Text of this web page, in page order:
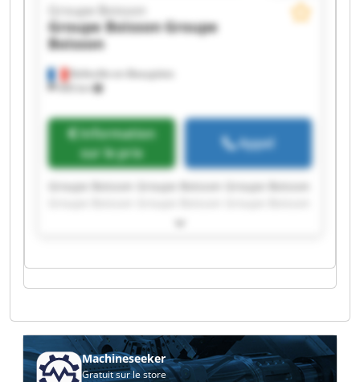
Belleville-en-Beaujolais
490 km
Groupe Boisson
Groupe BoissonGroupe
Boisson
Information
sur le prix
Appel
Groupe Boisson Groupe Boisson Groupe Boisson
Groupe Boisson Groupe Boisson Groupe Boisson
Groupe Boisson Groupe Boisson Groupe Boisson
Groupe Boisson Groupe Boisson
Machineseeker
Gratuit sur le store